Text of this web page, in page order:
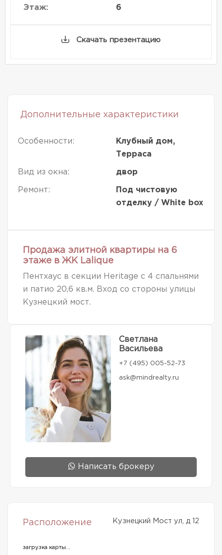
Этаж: 6
Скачать презентацию
Дополнительные характеристики
Особенности:
Клубный дом,
Терраса
Вид из окна: двор
Ремонт:
Под чистовую
отделку / White box
Продажа элитной квартиры на 6
этаже в ЖК Lalique
Пентхаус в секции Heritage с 4 спальнями
и патио 20,6 кв.м. Вход со стороны улицы
Кузнецкий мост.
Светлана
Васильева
+7 (495) 005-52-73
ask@mindrealty.ru
Написать брокеру
Расположение Кузнецкий Мост ул, д 12
загрузка карты...